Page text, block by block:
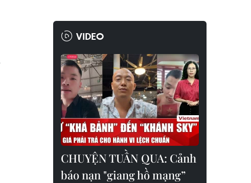
VIDEO
CHUYỆN TUẦN QUA: Cảnh
báo nạn "giang hồ mạng”